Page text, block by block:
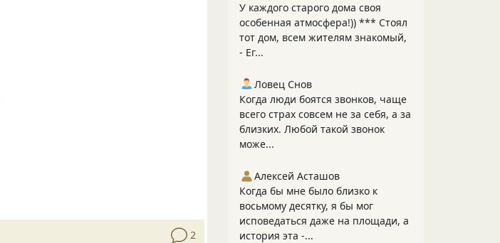
2
У каждого старого дома своя
особенная атмосфера!)) *** Стоял
тот дом, всем жителям знакомый,
- Ег...
Ловец Снов
Когда люди боятся звонков, чаще
всего страх совсем не за себя, а за
близких. Любой такой звонок
може...
Алексей Асташов
Когда бы мне было близко к
восьмому десятку, я бы мог
исповедаться даже на площади, а
история эта -...